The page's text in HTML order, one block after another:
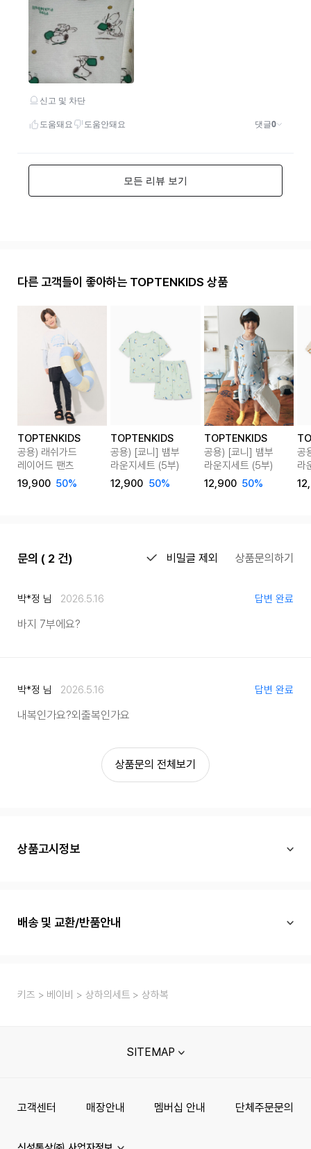
다른 고객들이 좋아하는 TOPTENKIDS 상품
TOPTENKIDS
공용) 래쉬가드
레이어드 팬츠
19,900 50%
TOPTENKIDS
공용) [쿄니] 뱀부
라운지세트 (5부)
12,900 50%
TOPTENKIDS
공용) [쿄니] 뱀부
라운지세트 (5부)
12,900 50%
공
라
문의 ( 2 건) 비밀글 제외 상품문의하기
박*정 님 2026.5.16 답변 완료
바지 7부에요?
박*정 님 2026.5.16 답변 완료
내복인가요?외출복인가요
상품문의 전체보기
상품고시정보
배송 및 교환/반품안내
키즈 베이비 상하의세트 상하복
SITEMAP
고객센터 매장안내 멤버십 안내 단체주문문의